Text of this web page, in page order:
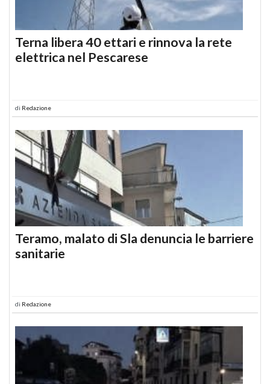
Terna libera 40 ettari e rinnova la rete
elettrica nel Pescarese
di Redazione
Teramo, malato di Sla denuncia le barriere
sanitarie
di Redazione